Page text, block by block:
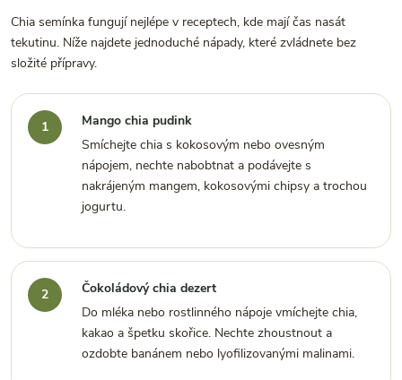
Chia semínka fungují nejlépe v receptech, kde mají čas nasát
tekutinu. Níže najdete jednoduché nápady, které zvládnete bez
složité přípravy.
Mango chia pudink
Smíchejte chia s kokosovým nebo ovesným
nápojem, nechte nabobtnat a podávejte s
nakrájeným mangem, kokosovými chipsy a trochou
jogurtu.
Čokoládový chia dezert
Do mléka nebo rostlinného nápoje vmíchejte chia,
kakao a špetku skořice. Nechte zhoustnout a
ozdobte banánem nebo lyofilizovanými malinami.